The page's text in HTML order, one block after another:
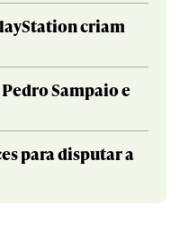
criam
Sampaio e
para disputar a